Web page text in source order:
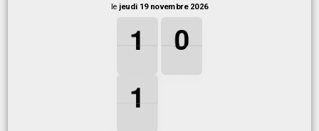
le jeudi 19 novembre 2026
1
1
1
1 0
0
0
0
1
1
1
1